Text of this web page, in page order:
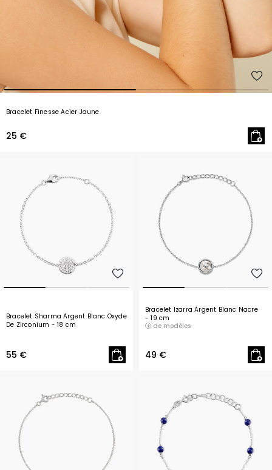
Bracelet Finesse Acier Jaune
25 €
Bracelet Sharma Argent Blanc Oxyde
De Zirconium - 18 cm
55 €
Bracelet Izarra Argent Blanc Nacre
- 19 cm
de modèles
49 €